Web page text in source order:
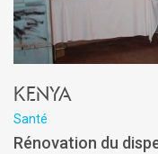
Kenya
Santé
Rénovation du